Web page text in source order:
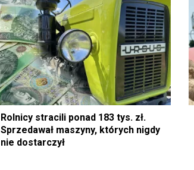
Rolnicy stracili ponad 183 tys. zł.
Sprzedawał maszyny, których nigdy
nie dostarczył